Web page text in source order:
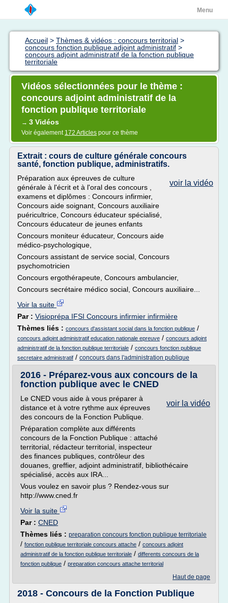
Menu
Accueil > Thèmes & vidéos : concours territorial >
concours fonction publique adjoint administratif >
concours adjoint administratif de la fonction publique
territoriale
Vidéos sélectionnées pour le thème :
concours adjoint administratif de la
fonction publique territoriale
→ 3 Vidéos
Voir également 172 Articles pour ce thème
Extrait : cours de culture générale concours
santé, fonction publique, administratifs.
voir la vidéo
Préparation aux épreuves de culture
générale à l'écrit et à l'oral des concours ,
examens et diplômes : Concours infirmier,
Concours aide soignant, Concours auxiliaire
puéricultrice, Concours éducateur spécialisé,
Concours éducateur de jeunes enfants
Concours moniteur éducateur, Concours aide
médico-psychologique,
Concours assistant de service social, Concours
psychomotricien
Concours ergothérapeute, Concours ambulancier,
Concours secrétaire médico social, Concours auxiliaire...
Voir la suite
Par : Visioprépa IFSI Concours infirmier infirmière
Thèmes liés : concours d'assistant social dans la fonction publique /
concours adjoint administratif education nationale epreuve / concours adjoint
administratif de la fonction publique territoriale / concours fonction publique
secretaire administratif / concours dans l'administration publique
2016 - Préparez-vous aux concours de la
fonction publique avec le CNED
voir la vidéo
Le CNED vous aide à vous préparer à
distance et à votre rythme aux épreuves
des concours de la Fonction Publique.
Préparation complète aux différents
concours de la Fonction Publique : attaché
territorial, rédacteur territorial, inspecteur
des finances publiques, contrôleur des
douanes, greffier, adjoint administratif, bibliothécaire
spécialisé, accès aux IRA...
Vous voulez en savoir plus ? Rendez-vous sur
http://www.cned.fr
Voir la suite
Par : CNED
Thèmes liés : preparation concours fonction publique territoriale
/ fonction publique territoriale concours attache / concours adjoint
administratif de la fonction publique territoriale / differents concours de la
fonction publique / preparation concours attache territorial
Haut de page
2018 - Concours de la Fonction Publique